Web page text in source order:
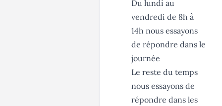
Du lundi au
vendredi de 8h à
14h nous essayons
de répondre dans le
journée
Le reste du temps
nous essayons de
répondre dans les